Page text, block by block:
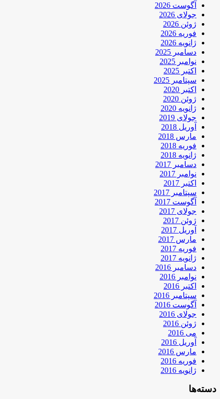
آگوست 2026
جولای 2026
ژوئن 2026
فوریه 2026
ژانویه 2026
دسامبر 2025
نوامبر 2025
اکتبر 2025
سپتامبر 2025
اکتبر 2020
ژوئن 2020
ژانویه 2020
جولای 2019
آوریل 2018
مارس 2018
فوریه 2018
ژانویه 2018
دسامبر 2017
نوامبر 2017
اکتبر 2017
سپتامبر 2017
آگوست 2017
جولای 2017
ژوئن 2017
آوریل 2017
مارس 2017
فوریه 2017
ژانویه 2017
دسامبر 2016
نوامبر 2016
اکتبر 2016
سپتامبر 2016
آگوست 2016
جولای 2016
ژوئن 2016
می 2016
آوریل 2016
مارس 2016
فوریه 2016
ژانویه 2016
دسته‌ها